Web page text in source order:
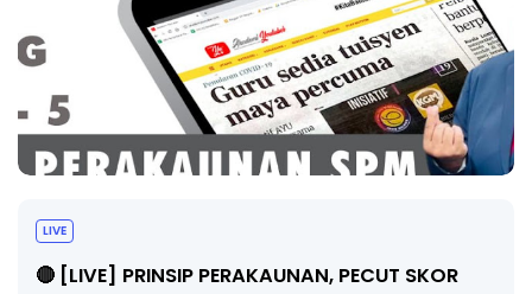
PAHLAWAN DIGITAL PENYELAMAT